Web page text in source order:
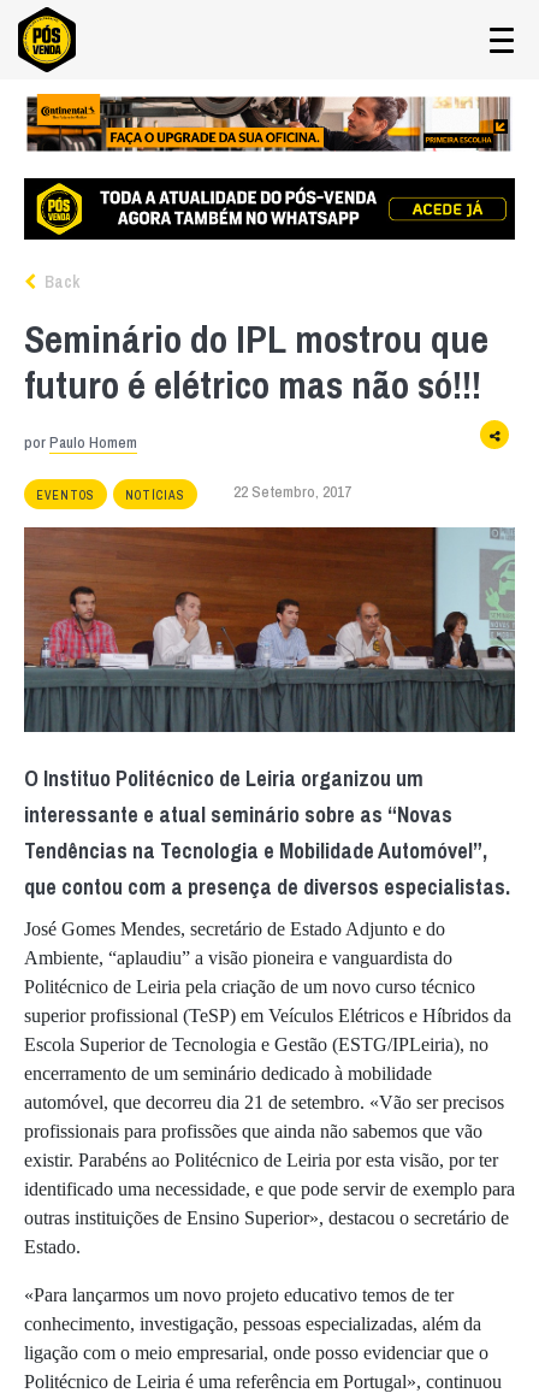
Back
Seminário do IPL mostrou que
futuro é elétrico mas não só!!!
porPaulo Homem
EVENTOS NOTÍCIAS 22 Setembro, 2017
O Instituo Politécnico de Leiria organizou um
interessante e atual seminário sobre as “Novas
Tendências na Tecnologia e Mobilidade Automóvel”,
que contou com a presença de diversos especialistas.
José Gomes Mendes, secretário de Estado Adjunto e do
Ambiente, “aplaudiu” a visão pioneira e vanguardista do
Politécnico de Leiria pela criação de um novo curso técnico
superior profissional (TeSP) em Veículos Elétricos e Híbridos da
Escola Superior de Tecnologia e Gestão (ESTG/IPLeiria), no
encerramento de um seminário dedicado à mobilidade
automóvel, que decorreu dia 21 de setembro. «Vão ser precisos
profissionais para profissões que ainda não sabemos que vão
existir. Parabéns ao Politécnico de Leiria por esta visão, por ter
identificado uma necessidade, e que pode servir de exemplo para
outras instituições de Ensino Superior», destacou o secretário de
Estado.
«Para lançarmos um novo projeto educativo temos de ter
conhecimento, investigação, pessoas especializadas, além da
ligação com o meio empresarial, onde posso evidenciar que o
Politécnico de Leiria é uma referência em Portugal», continuou